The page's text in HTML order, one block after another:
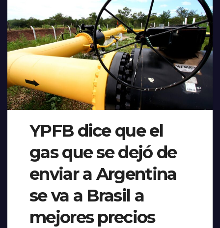
YPFB dice que el
gas que se dejó de
enviar a Argentina
se va a Brasil a
mejores precios